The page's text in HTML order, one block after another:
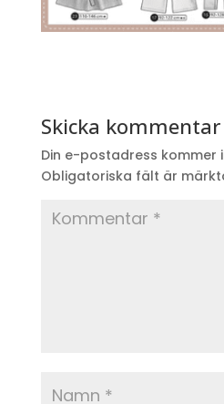
Skicka kommentar
Din e-postadress kommer
Obligatoriska fält är